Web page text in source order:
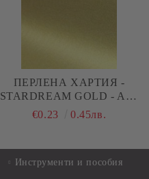
ПЕРЛЕНА ХАРТИЯ -
STARDREAM GOLD - A4 -
120 G/M²
€0.23 0.45лв.
Инструменти и пособия